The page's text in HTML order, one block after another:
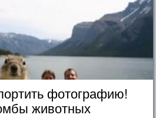
фотографию!
животных